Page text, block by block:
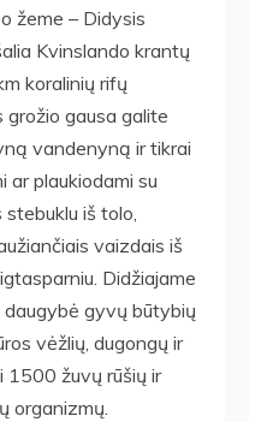
žeme – Didysis
Kvinslando krantų
koralinių rifų
grožio gausa galite
vandenyną ir tikrai
plaukiodami su
iš tolo,
vaizdais iš
Didžiajame
gyvų būtybių
vėžlių, dugongų ir
1500 žuvų rūšių ir
organizmų.